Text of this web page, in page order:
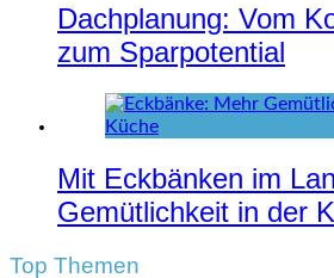
Dachplanung: Vom
zum Sparpotential
Mit Eckbänken im
Gemütlichkeit in der
Top Themen